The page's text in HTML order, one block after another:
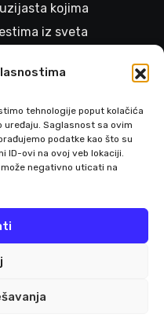
tehnologije poput kolačića
Saglasnost sa ovim
podatke kao što su
ID-ovi na ovoj veb lokaciji.
negativno uticati na
kojima
iz sveta
>